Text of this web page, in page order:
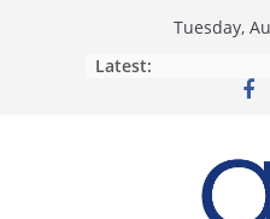
Tuesday,
Latest: